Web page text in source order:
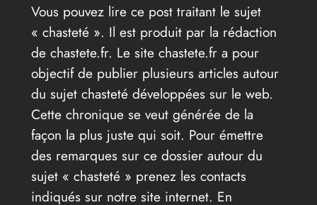
Vous pouvez lire ce post traitant le sujet
« chasteté ». Il est produit par la rédaction
de chastete.fr. Le site chastete.fr a pour
objectif de publier plusieurs articles autour
du sujet chasteté développées sur le web.
Cette chronique se veut générée de la
façon la plus juste qui soit. Pour émettre
des remarques sur ce dossier autour du
sujet « chasteté » prenez les contacts
indiqués sur notre site internet. En